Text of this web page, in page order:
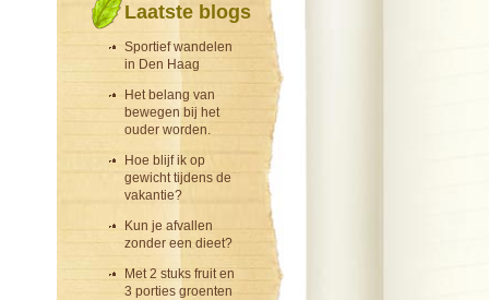
Laatste blogs
Sportief wandelen
in Den Haag
Het belang van
bewegen bij het
ouder worden.
Hoe blijf ik op
gewicht tijdens de
vakantie?
Kun je afvallen
zonder een dieet?
Met 2 stuks fruit en
3 porties groenten